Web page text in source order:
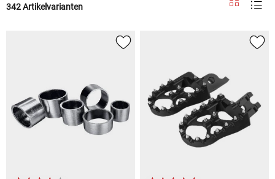
342 Artikelvarianten